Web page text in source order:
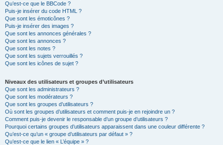
Qu’est-ce que le BBCode ?
Puis-je insérer du code HTML ?
Que sont les émoticônes ?
Puis-je insérer des images ?
Que sont les annonces générales ?
Que sont les annonces ?
Que sont les notes ?
Que sont les sujets verrouillés ?
Que sont les icônes de sujet ?
Niveaux des utilisateurs et groupes d’utilisateurs
Que sont les administrateurs ?
Que sont les modérateurs ?
Que sont les groupes d’utilisateurs ?
Où sont les groupes d’utilisateurs et comment puis-je en rejoindre un ?
Comment puis-je devenir le responsable d’un groupe d’utilisateurs ?
Pourquoi certains groupes d’utilisateurs apparaissent dans une couleur différente ?
Qu’est-ce qu’un « groupe d’utilisateurs par défaut » ?
Qu’est-ce que le lien « L’équipe » ?